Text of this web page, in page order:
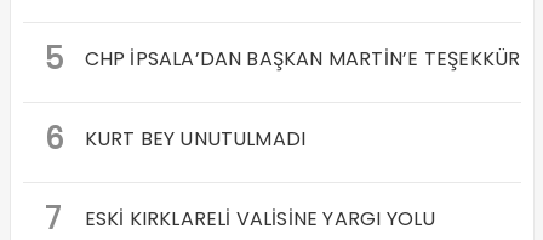
5 CHP İPSALA’DAN BAŞKAN MARTİN’E TEŞEKKÜR
6 KURT BEY UNUTULMADI
7 ESKİ KIRKLARELİ VALİSİNE YARGI YOLU